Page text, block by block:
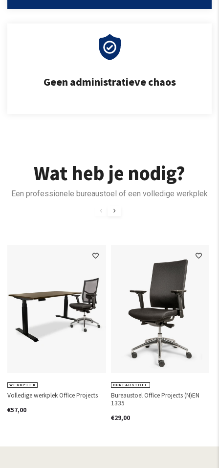
Geen administratieve chaos
Wat heb je nodig?
Een professionele bureaustoel of een volledige werkplek
WERKPLEK
Volledige werkplek Office Projects
€57,00
BUREAUSTOEL
Bureaustoel Office Projects (N)EN
1335
€29,00